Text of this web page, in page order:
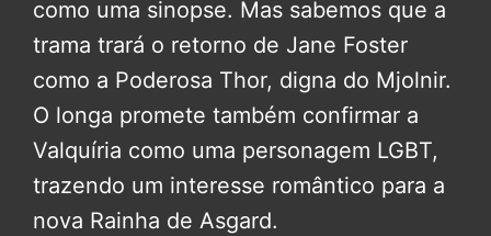
como uma sinopse. Mas sabemos que a
trama trará o retorno de Jane Foster
como a Poderosa Thor, digna do Mjolnir.
O longa promete também confirmar a
Valquíria como uma personagem LGBT,
trazendo um interesse romântico para a
nova Rainha de Asgard.